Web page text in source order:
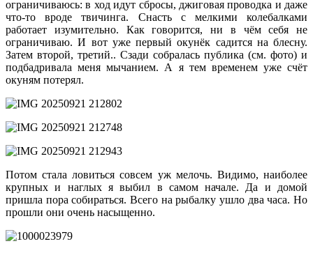
ограничиваюсь: в ход идут сбросы, джиговая проводка и даже
что-то вроде твичинга. Снасть с мелкими колебалками
работает изумительно. Как говорится, ни в чём себя не
ограничиваю. И вот уже первый окунёк садится на блесну.
Затем второй, третий.. Сзади собралась публика (см. фото) и
подбадривала меня мычанием. А я тем временем уже счёт
окуням потерял.
Потом стала ловиться совсем уж мелочь. Видимо, наиболее
крупных и наглых я выбил в самом начале. Да и домой
пришла пора собираться. Всего на рыбалку ушло два часа. Но
прошли они очень насыщенно.